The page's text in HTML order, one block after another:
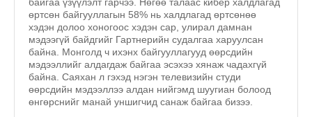
өртсөн байгууллагын 58% нь халдлагад өртсөнөө
хэдэн долоо хоногоос хэдэн сар, улирал дамнан
мэдээгүй байдгийг Гартнерийн судалгаа харуулсан
байна. Монголд ч ихэнх байгууллагууд өөрсдийн
мэдээллийг алдагдаж байгаа эсэхээ хянаж чадахгүй
байна. Саяхан л гэхэд нэгэн телевизийн студи
өөрсдийн мэдээллээ алдан нийгэмд шуугиан болоод
өнгөрснийг манай уншигчид санаж байгаа бизээ.